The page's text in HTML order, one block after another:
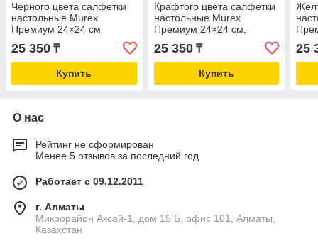
Черного цвета салфетки
настольные Murex
Премиум 24×24 см
двухслойные , 30 упаковок
по 100шт
25 350 ₸
Купить
Крафтого цвета салфетки
настольные Murex
Премиум 24×24 см,
двухслойные, 30 упаковок
по 100 шт
25 350₸
Купить
по
25
О нас
Рейтинг не сформирован
Менее 5 отзывов за последний год
Работает с 09.12.2011
г. Алматы
Микрорайон Аксай-1, дом 15 Б, офис 101, Алматы,
Казахстан